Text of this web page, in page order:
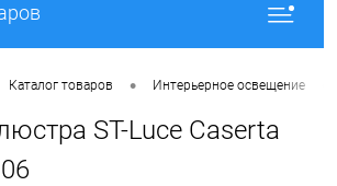
Каталог товаров • Интерьерное освещение
ST-Luce Caserta